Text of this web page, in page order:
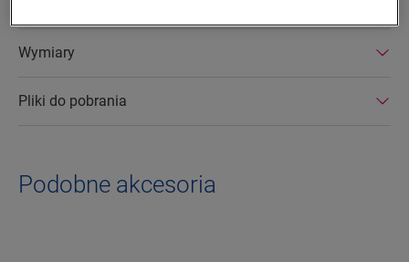
Wymiary
Pliki do pobrania
Podobne akcesoria